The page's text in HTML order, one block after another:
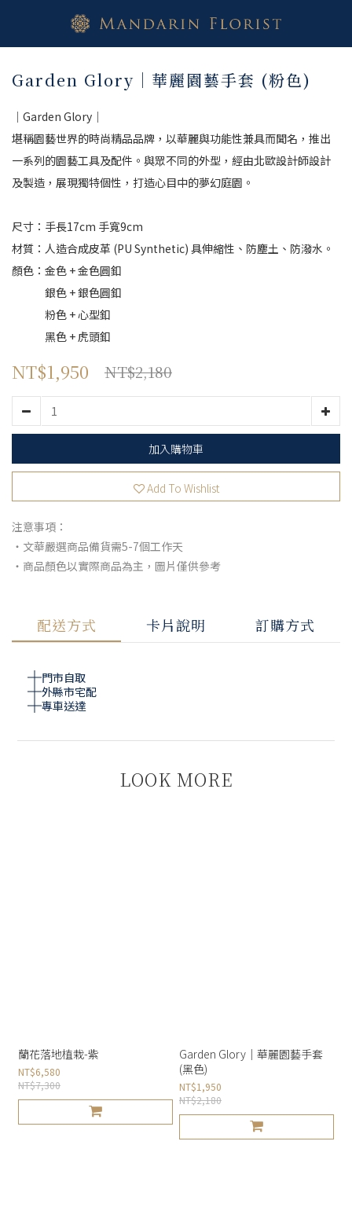
Garden Glory｜華麗園藝手套 (粉色)
｜Garden Glory｜
堪稱園藝世界的時尚精品品牌，以華麗與功能性兼具而聞名，推出
一系列的園藝工具及配件。與眾不同的外型，經由北歐設計師設計
及製造，展現獨特個性，打造心目中的夢幻庭園。
尺寸：手長17cm 手寬9cm
材質：人造合成皮革 (PU Synthetic) 具伸縮性、防塵土、防潑水。
顏色：金色 + 金色圓釦
銀色 + 銀色圓釦
粉色 + 心型釦
黑色 + 虎頭釦
NT$1,950 NT$2,180
加入購物車
Add To Wishlist
注意事項：
・文華嚴選商品備貨需5-7個工作天
・商品顏色以實際商品為主，圖片僅供參考
配送方式 卡片說明 訂購方式
門市自取
外縣市宅配
專車送達
LOOK MORE
蘭花落地植栽-紫
NT$6,580
NT$7,300
Garden Glory｜華麗園藝手套
(黑色)
NT$1,950
NT$2,180